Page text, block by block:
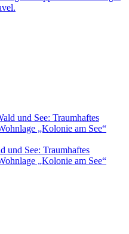
und See: Traumhaftes
„Kolonie am See“